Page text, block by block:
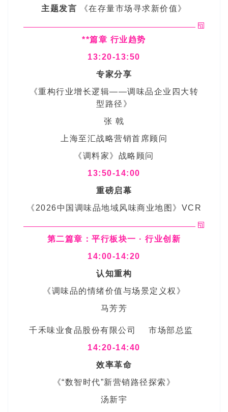
主题发言 《在存量市场寻求新价值》
**篇章 行业趋势
13:20-13:50
专家分享
《重构行业增长逻辑——调味品企业四大转
型路径》
张 戟
上海至汇战略营销首席顾问
《调料家》战略顾问
13:50-14:00
重磅启幕
《2026中国调味品地域风味商业地图》VCR
第二篇章：平行板块一 · 行业创新
14:00-14:20
认知重构
《调味品的情绪价值与场景定义权》
马芳芳
千禾味业食品股份有限公司
市场部总监
14:20-14:40
效率革命
《“数智时代”新营销路径探索》
汤新宇